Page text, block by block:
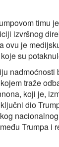
timu
izvršnog
ovu je
su
traže
koji je,
dio
Trumpa